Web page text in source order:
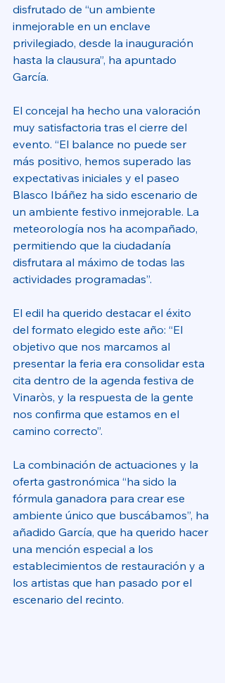
disfrutado de “un ambiente
inmejorable en un enclave
privilegiado, desde la inauguración
hasta la clausura”, ha apuntado
García.
El concejal ha hecho una valoración
muy satisfactoria tras el cierre del
evento. “El balance no puede ser
más positivo, hemos superado las
expectativas iniciales y el paseo
Blasco Ibáñez ha sido escenario de
un ambiente festivo inmejorable. La
meteorología nos ha acompañado,
permitiendo que la ciudadanía
disfrutara al máximo de todas las
actividades programadas”.
El edil ha querido destacar el éxito
del formato elegido este año: “El
objetivo que nos marcamos al
presentar la feria era consolidar esta
cita dentro de la agenda festiva de
Vinaròs, y la respuesta de la gente
nos confirma que estamos en el
camino correcto”.
La combinación de actuaciones y la
oferta gastronómica “ha sido la
fórmula ganadora para crear ese
ambiente único que buscábamos”, ha
añadido García, que ha querido hacer
una mención especial a los
establecimientos de restauración y a
los artistas que han pasado por el
escenario del recinto.